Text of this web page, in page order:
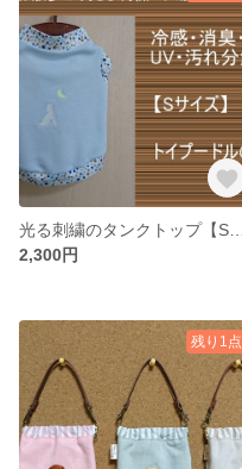
2,300円
残り1点